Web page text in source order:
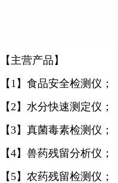
【主营产品】
【1】食品安全检测仪；
【2】水分快速测定仪；
【3】真菌毒素检测仪；
【4】兽药残留分析仪；
【5】农药残留检测仪；